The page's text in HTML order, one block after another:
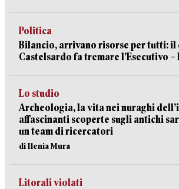
Politica
Bilancio, arrivano risorse per tutti: il
Castelsardo fa tremare l’Esecutivo –
Lo studio
Archeologia, la vita nei nuraghi
affascinanti scoperte sugli antichi
un team di ricercatori
di Ilenia Mura
Litorali violati